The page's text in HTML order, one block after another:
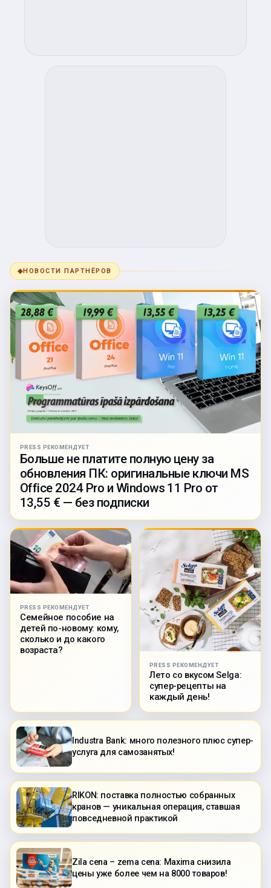
◆НОВОСТИ ПАРТНЁРОВ
PRESS РЕКОМЕНДУЕТ
Больше не платите полную цену за
обновления ПК: оригинальные ключи MS
Office 2024 Pro и Windows 11 Pro от
13,55 € — без подписки
PRESS РЕКОМЕНДУЕТ
Семейное пособие на
детей по-новому: кому,
сколько и до какого
возраста?
PRESS РЕКОМЕНДУЕТ
Лето со вкусом Selga:
супер-рецепты на
каждый день!
Industra Bank: много полезного плюс супер-
услуга для самозанятых!
RIKON: поставка полностью собранных
кранов — уникальная операция, ставшая
повседневной практикой
Zila cena – zema cena: Maxima снизила
цены уже более чем на 8000 товаров!